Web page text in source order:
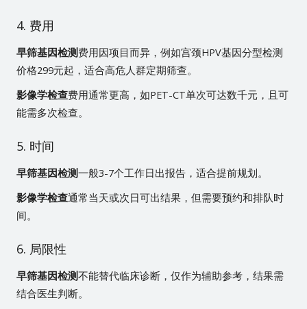
4. 费用
早筛基因检测费用因项目而异，例如宫颈HPV基因分型检测
价格299元起，适合高危人群定期筛查。
影像学检查费用通常更高，如PET-CT单次可达数千元，且可
能需多次检查。
5. 时间
早筛基因检测一般3-7个工作日出报告，适合提前规划。
影像学检查通常当天或次日可出结果，但需要预约和排队时
间。
6. 局限性
早筛基因检测不能替代临床诊断，仅作为辅助参考，结果需
结合医生判断。